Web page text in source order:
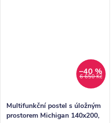
6 650 Kč
–40 %
Multifunkční postel s úložným
prostorem Michigan 140x200,